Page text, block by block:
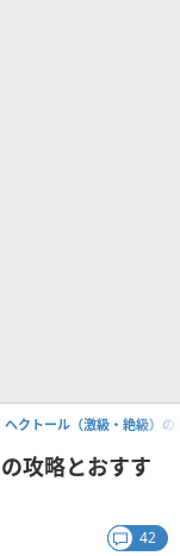
ヘクトール（激級・絶級）
攻略とおすす
42